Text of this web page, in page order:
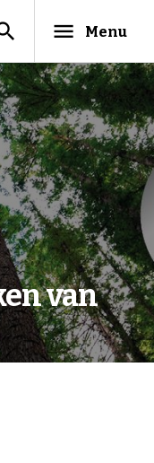
menu Menu
van